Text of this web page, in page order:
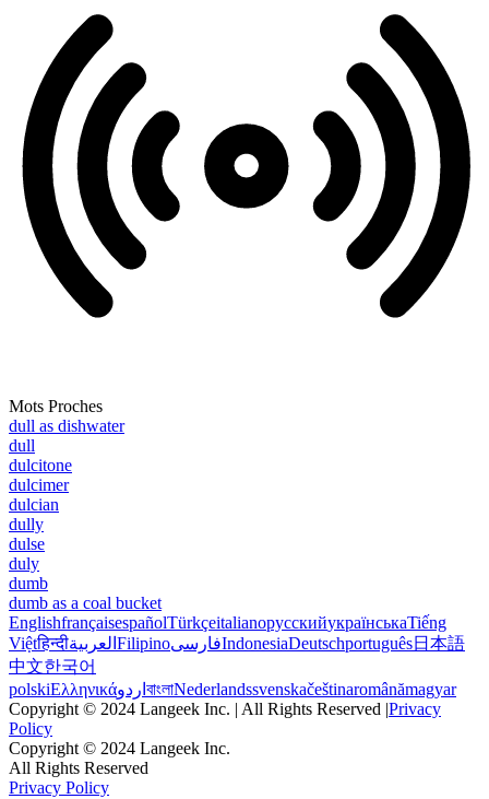
Mots Proches
dull as dishwater
dull
dulcitone
dulcimer
dulcian
dully
dulse
duly
dumb
dumb as a coal bucket
EnglishfrançaisespañolTürkçeitalianoрусскийукраїнськаTiếng
Việtहिन्दीالعربية FilipinoفارسیIndonesiaDeutschportuguês日本語
中文한국어
polskiΕλληνικάاردو বাংলাNederlandssvenskačeštinaromânămagyar
Copyright © 2024 Langeek Inc. | All Rights Reserved |Privacy
Policy
Copyright © 2024 Langeek Inc.
All Rights Reserved
Privacy Policy